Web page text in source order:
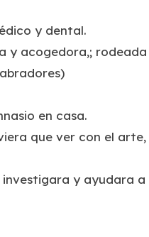
y dental.
y acogedora,;
en casa.
que ver con el
y ayudara a